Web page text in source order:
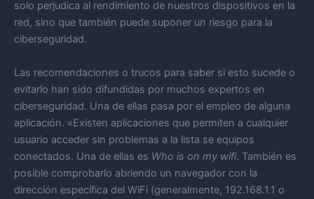
solo perjudica al rendimiento de nuestros dispositivos en la
red, sino que también puede suponer un riesgo para la
ciberseguridad.
Las recomendaciones o trucos para saber si esto sucede o
evitarlo han sido difundidas por muchos expertos en
ciberseguridad. Una de ellas pasa por el empleo de alguna
aplicación. «Existen aplicaciones que permiten a cualquier
usuario acceder sin problemas a la lista se equipos
conectados. Una de ellas es Who is on my wifi. También es
posible comprobarlo abriendo un navegador con la
dirección específica del WiFi (generalmente, 192.168.1.1 o